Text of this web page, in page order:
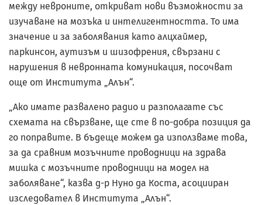
между невроните, откриват нови възможности за
изучаване на мозъка и интелигентността. То има
значение и за заболявания като алцхаймер,
паркинсон, аутизъм и шизофрения, свързани с
нарушения в невронната комуникация, посочват
още от Института „Алън“.
„Ако имате развалено радио и разполагате със
схемата на свързване, ще сте в по-добра позиция да
го поправите. В бъдеще можем да използваме това,
за да сравним мозъчните проводници на здрава
мишка с мозъчните проводници на модел на
заболяване“, казва д-р Нуно да Коста, асоцииран
изследовател в Института „Алън“.